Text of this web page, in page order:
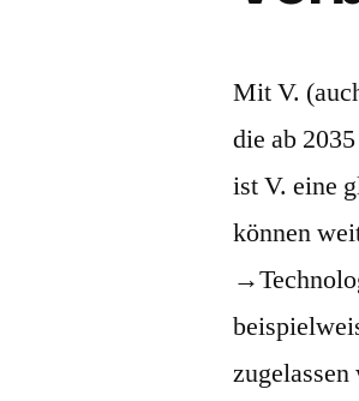
Mit V.
die ab
ist V. eine
können